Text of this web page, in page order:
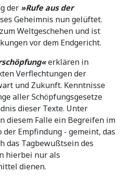
der »Rufe aus der
Geheimnis nun gelüftet.
Weltgeschehen und ist
vor dem Endgericht.
erklären in
Verflechtungen der
und Zukunft. Kenntnisse
aller Schöpfungsgesetze
dieser Texte. Unter
diesem Falle ein Begreifen im
Empfindung - gemeint, das
das Tagbewußtsein des
hierbei nur als
dienen.